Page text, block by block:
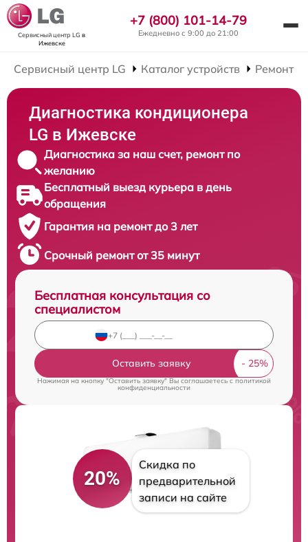
Сервисный центр LG в
Ижевске
+7 (800) 101-14-79
Ежедневно с 9:00 до 21:00
Сервисный центр LG Каталог устройств Ремонт
Диагностика кондиционера
LG в Ижевске
Диагностика за наш счет, ремонт по
желанию
Бесплатный выезд курьера в день
обращения
Гарантия на ремонт до 3 лет
Срочный ремонт от 35 минут
Бесплатная консультация со
специалистом
Оставить заявку
Нажимая на кнопку "Оставить заявку" Вы соглашаетесь cполитикой
конфиденциальности
20%
Скидка по
предварительной
записи на сайте